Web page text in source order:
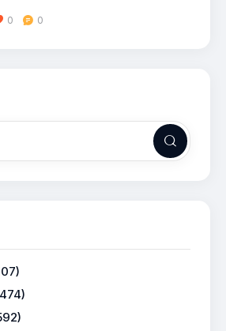
0 0